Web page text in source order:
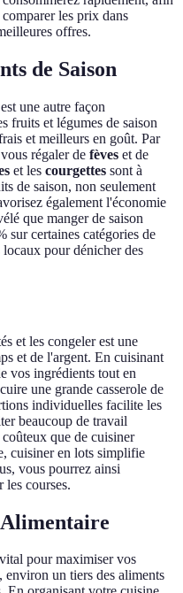
les prix dans
offres.
de Saison
est une autre façon
fruits et légumes de saison
et meilleurs en goût. Par
régaler de fèves et de
et les courgettes sont à
de saison, non seulement
également l'économie
que manger de saison
sur certaines catégories de
pour dénicher des
et les congeler est une
et de l'argent. En cuisinant
vos ingrédients tout en
une grande casserole de
individuelles facilite les
beaucoup de travail
que de cuisiner
cuisiner en lots simplifie
vous pourrez ainsi
les courses.
pour maximiser vos
environ un tiers des aliments